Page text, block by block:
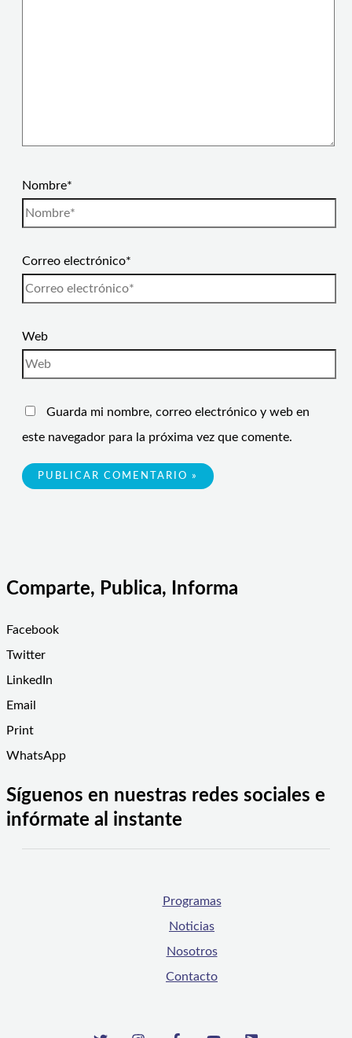
Nombre*
Correo electrónico*
Web
Guarda mi nombre, correo electrónico y web en
este navegador para la próxima vez que comente.
Comparte, Publica, Informa
Facebook
Twitter
LinkedIn
Email
Print
WhatsApp
Síguenos en nuestras redes sociales e
infórmate al instante
Programas
Noticias
Nosotros
Contacto